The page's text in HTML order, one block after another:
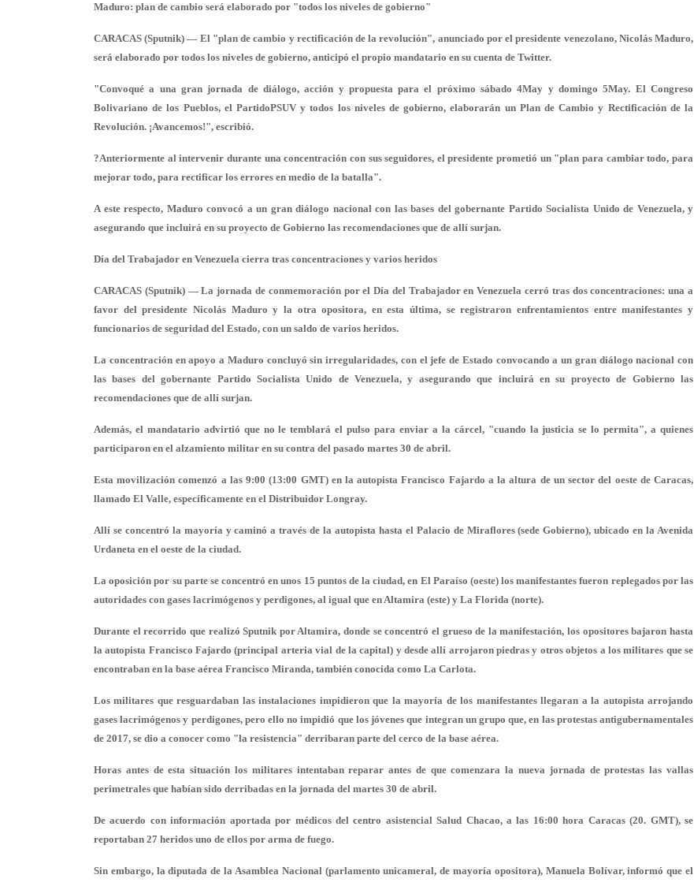
Maduro: plan de cambio será elaborado por "todos los niveles de gobierno"
CARACAS (Sputnik) — El "plan de cambio y rectificación de la revolución", anunciado por el presidente venezolano, Nicolás Maduro,
será elaborado por todos los niveles de gobierno, anticipó el propio mandatario en su cuenta de Twitter.
"Convoqué a una gran jornada de diálogo, acción y propuesta para el próximo sábado 4May y domingo 5May. El Congreso
Bolivariano de los Pueblos, el PartidoPSUV y todos los niveles de gobierno, elaborarán un Plan de Cambio y Rectificación de la
Revolución. ¡Avancemos!", escribió.
?Anteriormente al intervenir durante una concentración con sus seguidores, el presidente prometió un "plan para cambiar todo, para
mejorar todo, para rectificar los errores en medio de la batalla".
A este respecto, Maduro convocó a un gran diálogo nacional con las bases del gobernante Partido Socialista Unido de Venezuela, y
asegurando que incluirá en su proyecto de Gobierno las recomendaciones que de allí surjan.
Día del Trabajador en Venezuela cierra tras concentraciones y varios heridos
CARACAS (Sputnik) — La jornada de conmemoración por el Día del Trabajador en Venezuela cerró tras dos concentraciones: una a
favor del presidente Nicolás Maduro y la otra opositora, en esta última, se registraron enfrentamientos entre manifestantes y
funcionarios de seguridad del Estado, con un saldo de varios heridos.
La concentración en apoyo a Maduro concluyó sin irregularidades, con el jefe de Estado convocando a un gran diálogo nacional con
las bases del gobernante Partido Socialista Unido de Venezuela, y asegurando que incluirá en su proyecto de Gobierno las
recomendaciones que de allí surjan.
Además, el mandatario advirtió que no le temblará el pulso para enviar a la cárcel, "cuando la justicia se lo permita", a quienes
participaron en el alzamiento militar en su contra del pasado martes 30 de abril.
Esta movilización comenzó a las 9:00 (13:00 GMT) en la autopista Francisco Fajardo a la altura de un sector del oeste de Caracas,
llamado El Valle, específicamente en el Distribuidor Longray.
Allí se concentró la mayoría y caminó a través de la autopista hasta el Palacio de Miraflores (sede Gobierno), ubicado en la Avenida
Urdaneta en el oeste de la ciudad.
La oposición por su parte se concentró en unos 15 puntos de la ciudad, en El Paraíso (oeste) los manifestantes fueron replegados por las
autoridades con gases lacrimógenos y perdigones, al igual que en Altamira (este) y La Florida (norte).
Durante el recorrido que realizó Sputnik por Altamira, donde se concentró el grueso de la manifestación, los opositores bajaron hasta
la autopista Francisco Fajardo (principal arteria vial de la capital) y desde allí arrojaron piedras y otros objetos a los militares que se
encontraban en la base aérea Francisco Miranda, también conocida como La Carlota.
Los militares que resguardaban las instalaciones impidieron que la mayoría de los manifestantes llegaran a la autopista arrojando
gases lacrimógenos y perdigones, pero ello no impidió que los jóvenes que integran un grupo que, en las protestas antigubernamentales
de 2017, se dio a conocer como "la resistencia" derribaran parte del cerco de la base aérea.
Horas antes de esta situación los militares intentaban reparar antes de que comenzara la nueva jornada de protestas las vallas
perimetrales que habían sido derribadas en la jornada del martes 30 de abril.
De acuerdo con información aportada por médicos del centro asistencial Salud Chacao, a las 16:00 hora Caracas (20. GMT), se
reportaban 27 heridos uno de ellos por arma de fuego.
Sin embargo, la diputada de la Asamblea Nacional (parlamento unicameral, de mayoría opositora), Manuela Bolívar, informó que el